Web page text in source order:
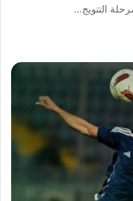
التتويج…